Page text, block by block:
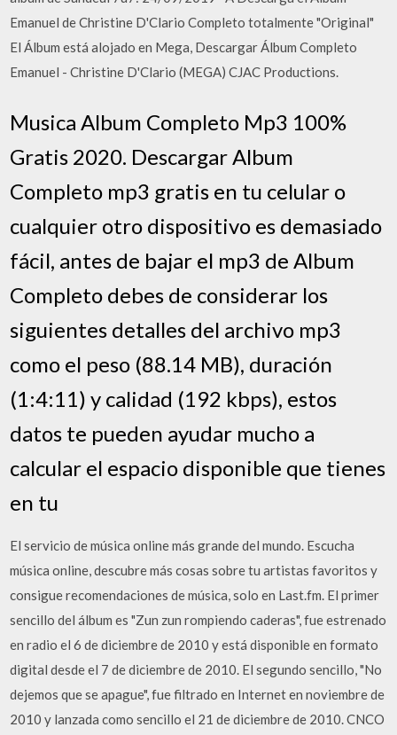
Emanuel de Christine D'Clario Completo totalmente "Original"
El Álbum está alojado en Mega, Descargar Álbum Completo
Emanuel - Christine D'Clario (MEGA) CJAC Productions.
Musica Album Completo Mp3 100%
Gratis 2020. Descargar Album
Completo mp3 gratis en tu celular o
cualquier otro dispositivo es demasiado
fácil, antes de bajar el mp3 de Album
Completo debes de considerar los
siguientes detalles del archivo mp3
como el peso (88.14 MB), duración
(1:4:11) y calidad (192 kbps), estos
datos te pueden ayudar mucho a
calcular el espacio disponible que tienes
en tu
El servicio de música online más grande del mundo. Escucha
música online, descubre más cosas sobre tu artistas favoritos y
consigue recomendaciones de música, solo en Last.fm. El primer
sencillo del álbum es "Zun zun rompiendo caderas", fue estrenado
en radio el 6 de diciembre de 2010 y está disponible en formato
digital desde el 7 de diciembre de 2010. El segundo sencillo, "No
dejemos que se apague", fue filtrado en Internet en noviembre de
2010 y lanzada como sencillo el 21 de diciembre de 2010. CNCO